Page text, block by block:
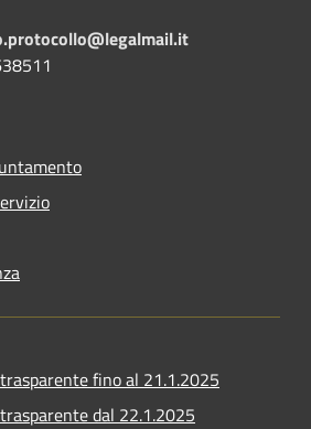
fino al 21.1.2025
dal 22.1.2025